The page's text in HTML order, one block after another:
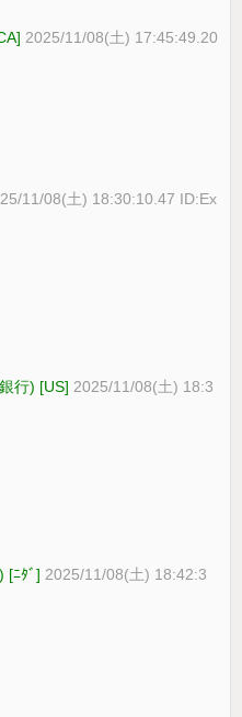
2025/11/08(土) 17:45:49.20
11/08(土) 18:30:10.47 ID:Ex
行) [US] 2025/11/08(土) 18:3
[ﾆﾀﾞ] 2025/11/08(土) 18:42:3